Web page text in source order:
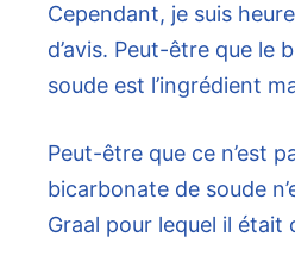
Cependant, je suis
d’avis. Peut-être que le
soude est l’ingrédient
Peut-être que ce n’est
bicarbonate de soude
Graal pour lequel il était